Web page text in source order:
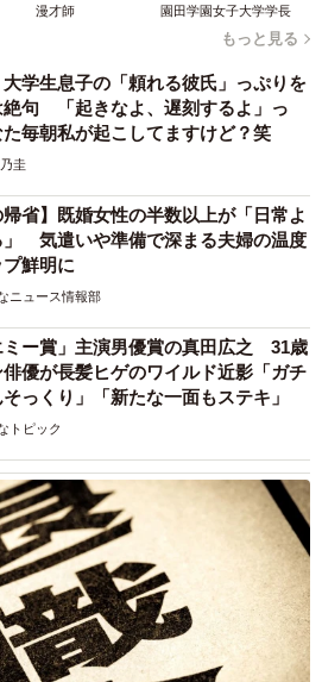
お家さん（@ccchisa76）提供
ッチが入ったのかどうしたので
漫才師 園田学園女子大学学長
もっと見る
大学生息子の「頼れる彼氏」っぷりを
絶句 「起きなよ、遅刻するよ」っ
毎朝私が起こしてますけど？笑
圭
帰省】既婚女性の半数以上が「日常よ
」 気遣いや準備で深まる夫婦の温度
鮮明に
ニュース情報部
ミー賞」主演男優賞の真田広之 31歳
優が長髪ヒゲのワイルド近影「ガチ
っくり」「新たな一面もステキ」
トピック